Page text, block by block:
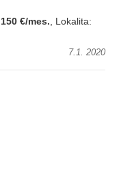
150 €/mes., Lokalita:
7.1. 2020